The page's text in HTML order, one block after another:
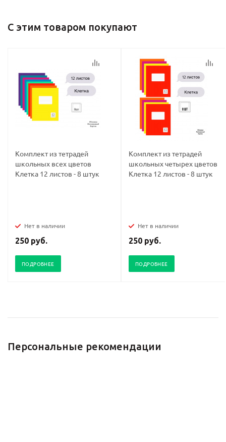
С этим товаром покупают
Комплект из тетрадей
школьных всех цветов
Клетка 12 листов - 8 штук
Нет в наличии
250 руб.
ПОДРОБНЕЕ
Комплект из тетрадей
школьных четырех цветов
Клетка 12 листов - 8 штук
Нет в наличии
250 руб.
ПОДРОБНЕЕ
Персональные рекомендации
политикой
конфидициальности
политикой
конфидициальности